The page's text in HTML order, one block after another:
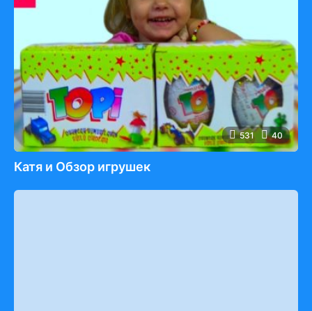
531 40
Катя и Обзор игрушек